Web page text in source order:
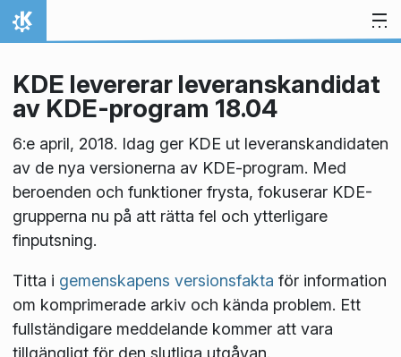
Gå till innehåll
Hem
KDE levererar leveranskandidat
av KDE-program 18.04
6:e april, 2018. Idag ger KDE ut leveranskandidaten
av de nya versionerna av KDE-program. Med
beroenden och funktioner frysta, fokuserar KDE-
grupperna nu på att rätta fel och ytterligare
finputsning.
Titta i gemenskapens versionsfakta för information
om komprimerade arkiv och kända problem. Ett
fullständigare meddelande kommer att vara
tillgängligt för den slutliga utgåvan.